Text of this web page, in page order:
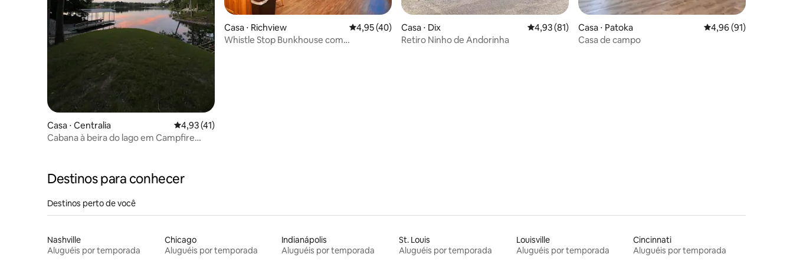
Casa ⋅ Centralia 4,93 de uma avaliação média de 5, 41 avaliações
4,93 (41)
Cabana à beira do lago em Campfire
Casa ⋅ Richview 4,95 de uma avaliação média de 5, 40 avaliações
4,95 (40)
Whistle Stop Bunkhouse com
Casa ⋅ Dix 4,93 de uma avaliação média de 5, 81 avaliações
4,93 (81)
Retiro Ninho de Andorinha
Casa ⋅ Patoka 4,96 de uma
4,96 (91)
Casa de campo
Destinos para conhecer
Destinos perto de você
Nashville
Aluguéis por temporada
Chicago
Aluguéis por temporada
Indianápolis
Aluguéis por temporada
St. Louis
Aluguéis por temporada
Louisville
Aluguéis por temporada
Cincinnati
Aluguéis por temporada